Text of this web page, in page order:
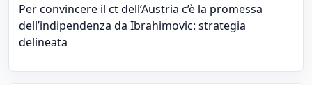
Per convincere il ct dell’Austria c’è la promessa
dell’indipendenza da Ibrahimovic: strategia
delineata